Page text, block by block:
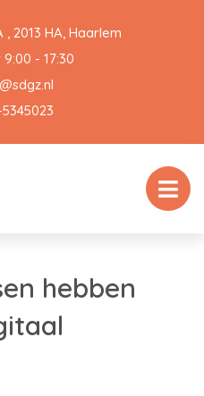
2013 HA, Haarlem
- 17:30
hebben